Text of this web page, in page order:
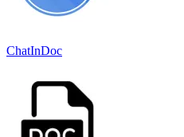
ChatInDoc